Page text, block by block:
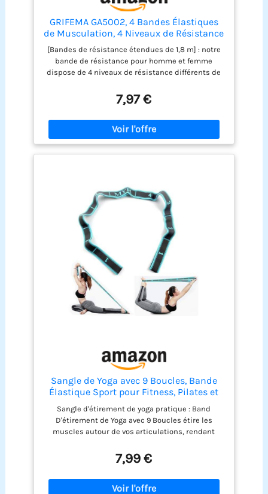
GRIFEMA GA5002, 4 Bandes Élastiques
de Musculation, 4 Niveaux de Résistance
pour la Musculation, Le Pilates, Le Yoga
et Plus Encore, Bleu, Rouge, Jaune, Violet
[Bandes de résistance étendues de 1,8 m] : notre
bande de résistance pour homme et femme
dispose de 4 niveaux de résistance différents de
représente un niveau de résistance, adapté à vos
différentes étapes d'entraînement physique.
Haute qualité : fabriqué en élastomère
thermoplastique (TPE) de haute qualité, il est non
toxique, à rebond rapide, flexible, durable, sûr et
fiable. [Super portable] : longueur : 180 cm, largeur
transport (inclus). Vous pouvez faire de l'exercice
n'importe où [Entraînement complet du corps] :
nos bandes d'entraînement vous permettent de
défier n'importe quel exercice. Conçues pour
cibler les muscles des bras, de la poitrine, des
abdominaux, des fessiers et des jambes. [Ce que
vous obtenez] : 4 bandes de résistance avec
différents niveaux, 1 sac de rangement portable et
1 manuel (français non garanti).
7,97 €
Sangle de Yoga avec 9 Boucles, Bande
Élastique Sport pour Fitness, Pilates et
Stretching
Sangle d'étirement de yoga pratique : Band
D'étirement de Yoga avec 9 Boucles étire les
muscles autour de vos articulations, rendant
les blessures pendant l'exercice. L'utilisation
régulière du Band Elastique Sport améliore la
stabilité et la flexibilité et favorise la santé
physique générale grâce aux étirements.
7,99 €